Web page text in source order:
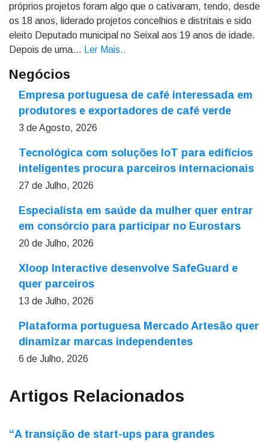
próprios projetos foram algo que o cativaram, tendo, desde
os 18 anos, liderado projetos concelhios e distritais e sido
eleito Deputado municipal no Seixal aos 19 anos de idade.
Depois de uma...
Ler Mais..
Negócios
Empresa portuguesa de café interessada em
produtores e exportadores de café verde
3 de Agosto, 2026
Tecnológica com soluções IoT para edifícios
inteligentes procura parceiros internacionais
27 de Julho, 2026
Especialista em saúde da mulher quer entrar
em consórcio para participar no Eurostars
20 de Julho, 2026
Xloop Interactive desenvolve SafeGuard e
quer parceiros
13 de Julho, 2026
Plataforma portuguesa Mercado Artesão quer
dinamizar marcas independentes
6 de Julho, 2026
Artigos Relacionados
“A transição de start-ups para grandes